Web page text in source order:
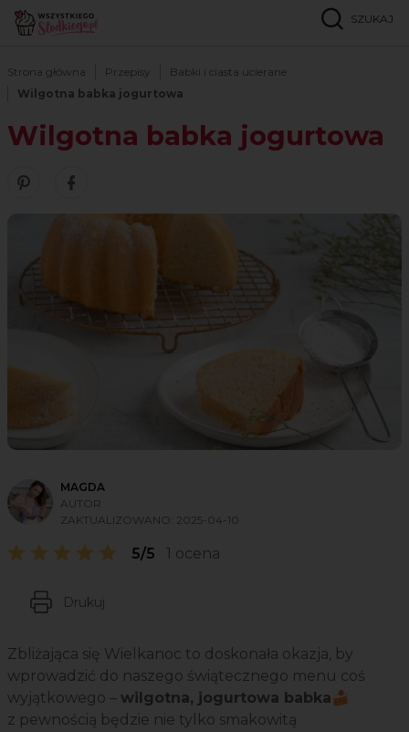
SZUKAJ
Strona główna Przepisy
Babki i ciasta ucierane
Wilgotna babka jogurtowa
Wilgotna babka jogurtowa
Zobacz nasze piny w serwisie Pinterest
Udostępnij ten przepis w serwisie Facebook
MAGDA
AUTOR
ZAKTUALIZOWANO: 2025-04-10
5/5 1 ocena
Drukuj
Zbliżająca się Wielkanoc to doskonała okazja, by
wprowadzić do naszego świątecznego menu coś
wyjątkowego – wilgotna, jogurtowa babka🍰
z pewnością będzie nie tylko smakowitą